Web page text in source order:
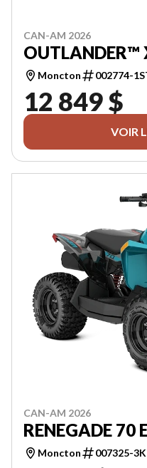
CAN-AM 2026
OUTLANDER™
Moncton 002774-
12 849 $
VOIR
CAN-AM 2026
RENEGADE 70
Moncton 007325-